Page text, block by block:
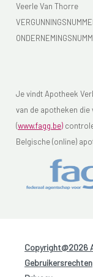
Veerle Van Thorre
Je vindt Apotheek
van de apotheken die
(www.fagg.be)
Belgische (online)
Copyright@2026
Gebruikersrechten